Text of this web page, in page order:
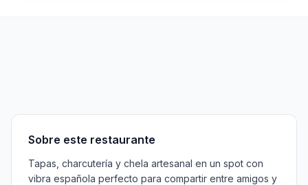
Sobre este restaurante
Tapas, charcutería y chela artesanal en un spot con
vibra española perfecto para compartir entre amigos y